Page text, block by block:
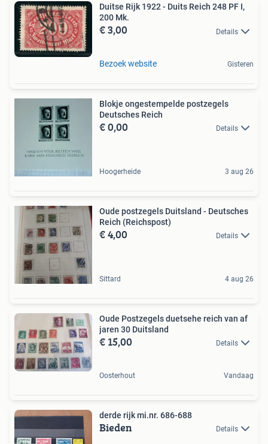
Duitse Rijk 1922 - Duits Reich 248 PF I,
200 Mk.
€ 3,00 Details
Bezoek website Gisteren
Blokje ongestempelde postzegels
Deutsches Reich
€ 0,00 Details
Hoogerheide 3 aug 26
Oude postzegels Duitsland - Deutsches
Reich (Reichspost)
€ 4,00 Details
Sittard 4 aug 26
Oude Postzegels duetsehe reich van af
jaren 30 Duitsland
€ 15,00 Details
Oosterhout Vandaag
derde rijk mi.nr. 686-688
Bieden Details